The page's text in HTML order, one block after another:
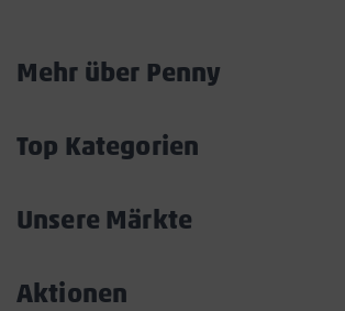
Mehr über Penny
Top Kategorien
Unsere Märkte
Aktionen